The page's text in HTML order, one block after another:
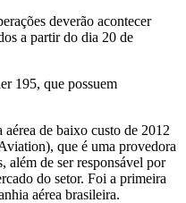
deverão acontecer
a partir do dia 20 de
195, que possuem
de baixo custo de 2012
que é uma provedora
além de ser responsável por
do setor. Foi a primeira
aérea brasileira.